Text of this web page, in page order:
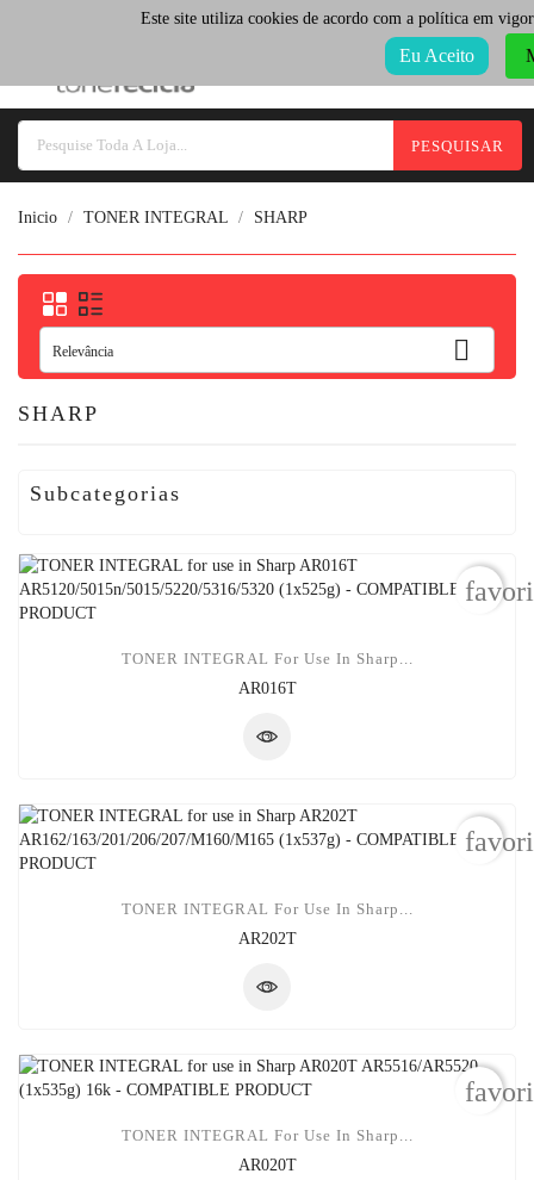
Este site utiliza cookies de acordo com a política em
Eu Aceito
▼
PESQUISAR
Inicio TONER INTEGRAL SHARP
Relevância 
SHARP
Subcategorias
TONER INTEGRAL For Use In Sharp...
AR016T
TONER INTEGRAL For Use In Sharp...
AR202T
TONER INTEGRAL For Use In Sharp...
AR020T